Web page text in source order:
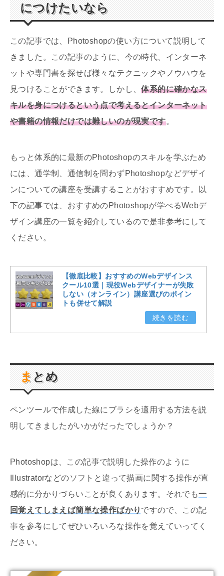
につけたいなら
この記事では、Photoshopの使い方について説明して
きました。この記事のように、今の時代、インターネ
ットや専門書を探せば様々なテクニックやノウハウを
見つけることができます。しかし、体系的に確かなス
キルを身につけるという点で考えるとインターネット
や書籍の情報だけでは難しいのが現実です。
もっと体系的に最新のPhotoshopのスキルを学ぶため
には、通学制、通信制を問わずPhotoshopなどデザイ
ンについての講座を受講することがおすすめです。以
下の記事では、おすすめのPhotoshopが学べるWebデ
ザイン講座の一覧を紹介しているので是非参考にして
ください。
【徹底比較】おすすめのWebデザインス
クール10選｜現役Webデザイナーが失敗
しない（オンライン）講座選びのポイン
トも併せて解説
まとめ
ペンツールで作成した線にブラシを適用する方法を説
明してきましたがいかがだったでしょうか？
Photoshopは、この記事で説明した操作のように
Illustratorなどのソフトと違って描画に関する操作が直
感的に分かりづらいことが良くあります。それでも一
回覚えてしまえば簡単な操作ばかり ですので、この記
事を参考にしてぜひいろいろな操作を覚えていってく
ださい。